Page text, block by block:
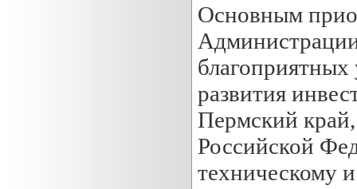
Основным
Администрации
развития
Пермский
Российской
техническому